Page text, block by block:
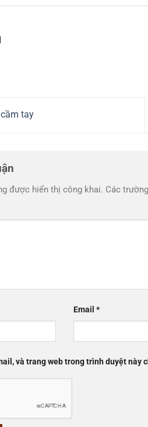
tay
được hiển thị công khai. Các
Email*
và trang web trong trình duyệt này